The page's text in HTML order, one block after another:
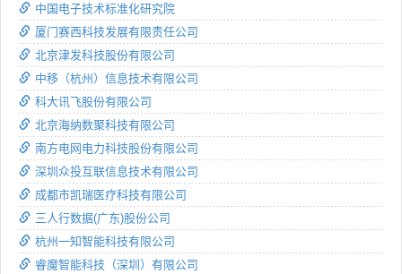
中国电子技术标准化研究院
厦门赛西科技发展有限责任公司
北京津发科技股份有限公司
中移（杭州）信息技术有限公司
科大讯飞股份有限公司
北京海纳数聚科技有限公司
南方电网电力科技股份有限公司
深圳众投互联信息技术有限公司
成都市凯瑞医疗科技有限公司
三人行数据(广东)股份公司
杭州一知智能科技有限公司
睿魔智能科技（深圳）有限公司